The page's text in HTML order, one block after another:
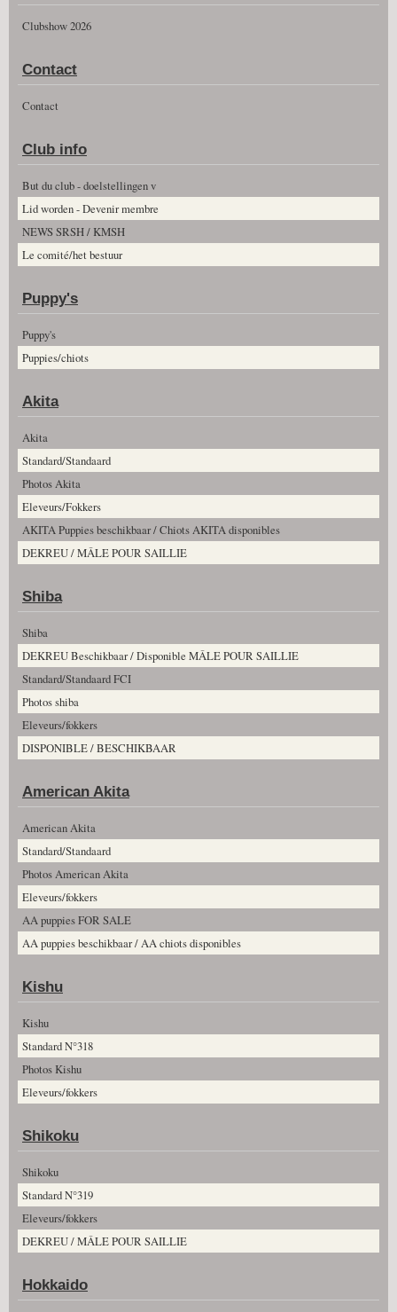
News
Clubshow 2026
Clubshow 2026
Contact
Contact
Club info
But du club - doelstellingen v
Lid worden - Devenir membre
NEWS SRSH / KMSH
Le comité/het bestuur
Puppy's
Puppy's
Puppies/chiots
Akita
Akita
Standard/Standaard
Photos Akita
Eleveurs/Fokkers
AKITA Puppies beschikbaar / Chiots AKITA disponibles
DEKREU / MÂLE POUR SAILLIE
Shiba
Shiba
DEKREU Beschikbaar / Disponible MÂLE POUR SAILLIE
Standard/Standaard FCI
Photos shiba
Eleveurs/fokkers
DISPONIBLE / BESCHIKBAAR
American Akita
American Akita
Standard/Standaard
Photos American Akita
Eleveurs/fokkers
AA puppies FOR SALE
AA puppies beschikbaar / AA chiots disponibles
Kishu
Kishu
Standard N°318
Photos Kishu
Eleveurs/fokkers
Shikoku
Shikoku
Standard N°319
Eleveurs/fokkers
DEKREU / MÂLE POUR SAILLIE
Hokkaido